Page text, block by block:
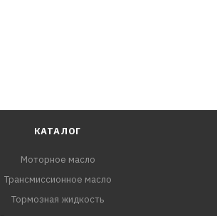
КАТАЛОГ
Моторное масло
Трансмиссионное масло
Тормозная жидкость